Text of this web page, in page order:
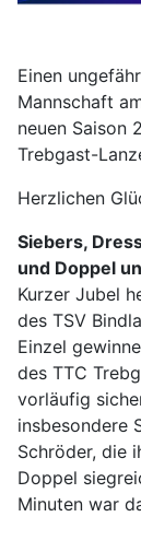
Einen
Mannschaft
neuen Saison
Trebgast-
Herzlichen
Siebers,
und Doppel
Kurzer Jubel
des TSV
Einzel
des TTC
vorläufig
insbesondere
Schröder, die
Doppel
Minuten war